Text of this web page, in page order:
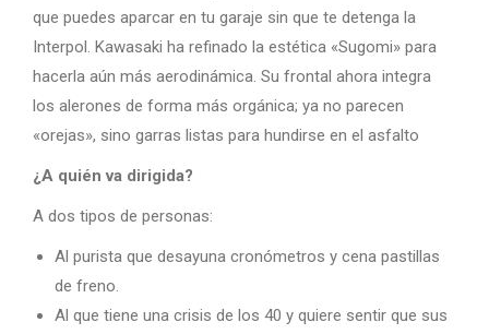
que puedes aparcar en tu garaje sin que te detenga la
Interpol. Kawasaki ha refinado la estética «Sugomi» para
hacerla aún más aerodinámica. Su frontal ahora integra
los alerones de forma más orgánica; ya no parecen
«orejas», sino garras listas para hundirse en el asfalto
¿A quién va dirigida?
A dos tipos de personas:
Al purista que desayuna cronómetros y cena pastillas
de freno.
Al que tiene una crisis de los 40 y quiere sentir que sus